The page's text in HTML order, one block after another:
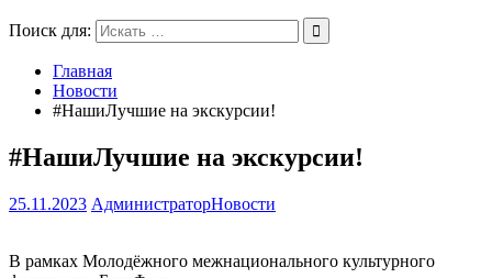
Поиск для:
Главная
Новости
#НашиЛучшие на экскурсии!
#НашиЛучшие на экскурсии!
25.11.2023 АдминистраторНовости
В рамках Молодёжного межнационального культурного